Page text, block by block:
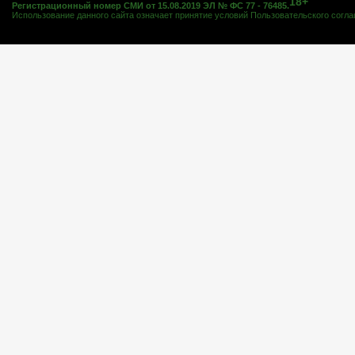
Регистрационный номер СМИ от 15.08.2019 ЭЛ № ФС 77 - 76485.
Использование данного сайта означает принятие условий Пользовательского